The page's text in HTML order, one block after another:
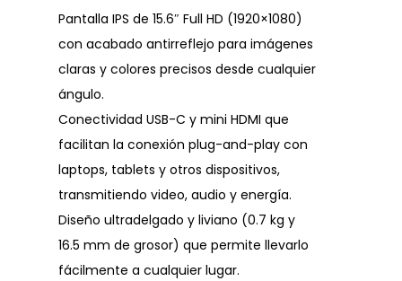
Pantalla IPS de 15.6″ Full HD (1920×1080)
con acabado antirreflejo para imágenes
claras y colores precisos desde cualquier
ángulo.
Conectividad USB-C y mini HDMI que
facilitan la conexión plug-and-play con
laptops, tablets y otros dispositivos,
transmitiendo video, audio y energía.
Diseño ultradelgado y liviano (0.7 kg y
16.5 mm de grosor) que permite llevarlo
fácilmente a cualquier lugar.